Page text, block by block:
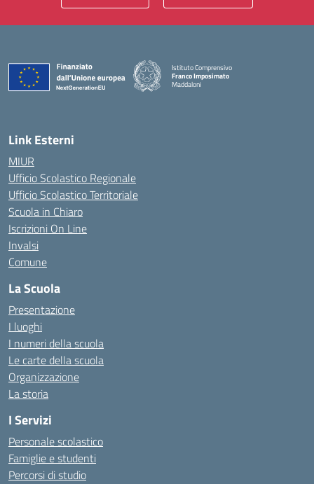
Istituto Comprensivo
Franco Imposimato
Maddaloni
Link Esterni
MIUR
Ufficio Scolastico Regionale
Ufficio Scolastico Territoriale
Scuola in Chiaro
Iscrizioni On Line
Invalsi
Comune
La Scuola
Presentazione
I luoghi
I numeri della scuola
Le carte della scuola
Organizzazione
La storia
I Servizi
Personale scolastico
Famiglie e studenti
Percorsi di studio